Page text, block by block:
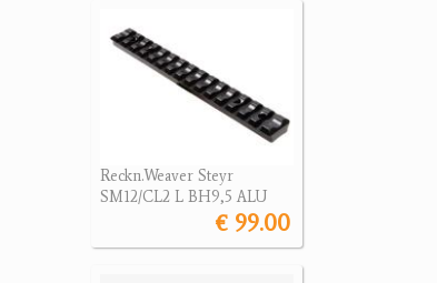
Reckn.Weaver Steyr
SM12/CL2 L BH9,5 ALU
€ 99.00